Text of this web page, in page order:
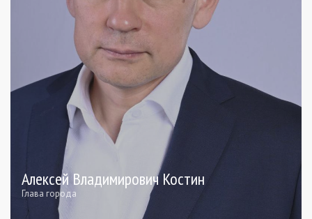
Алексей Владимирович Костин
Глава города